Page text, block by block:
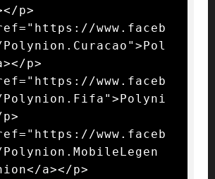
p>
www.faceb
Polynion.Curacao">Pol
p>
www.faceb
Polynion.Fifa">Polyni
www.faceb
Polynion.MobileLegen
a></p>